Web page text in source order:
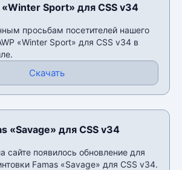
Sport» для CSS v34
просьбам посетителей нашего
«Winter Sport» для CSS v34 в
Скачать
«Savage» для CSS v34
сайте появилось обновление для
Famas «Savage» для CSS v34.